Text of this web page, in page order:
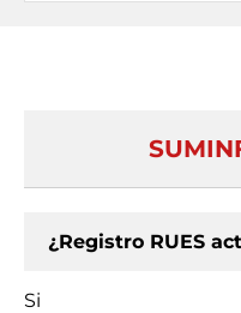
¿Registro RUES
Si